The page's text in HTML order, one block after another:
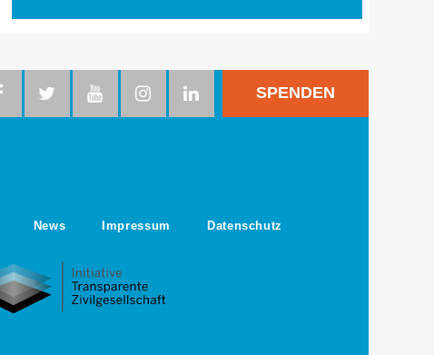
SPENDEN
News Impressum Datenschutz